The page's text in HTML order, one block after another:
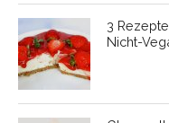
3
Nicht-